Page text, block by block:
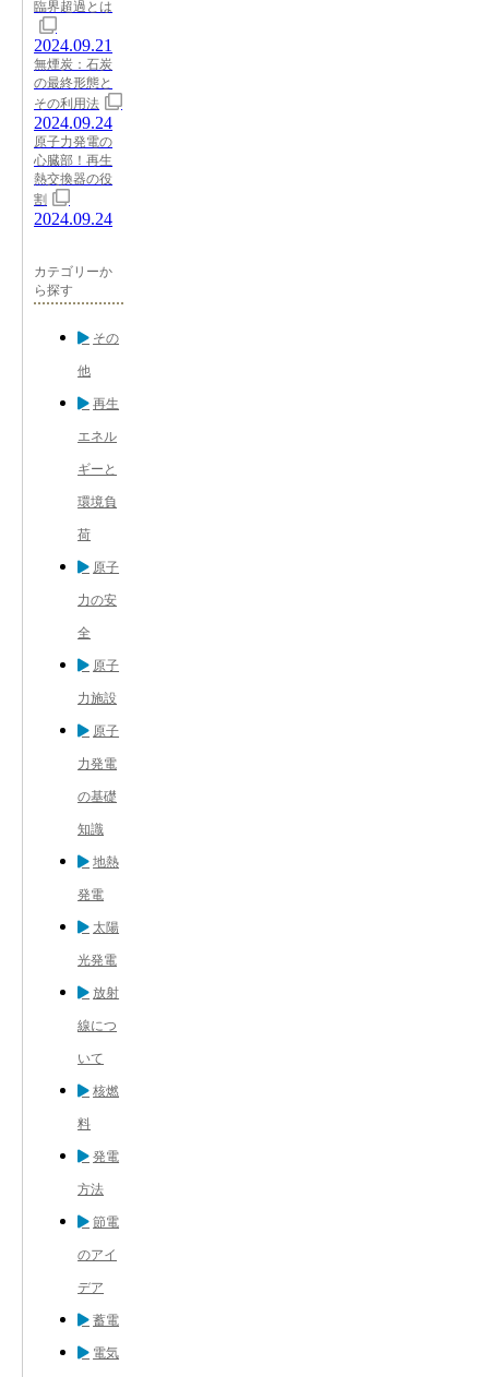
臨界超過とは
2024.09.21
無煙炭：石炭
の最終形態と
その利用法
2024.09.24
原子力発電の
心臓部！再生
熱交換器の役
割
2024.09.24
カテゴリーか
ら探す
その
他
再生
エネル
ギーと
環境負
荷
原子
力の安
全
原子
力施設
原子
力発電
の基礎
知識
地熱
発電
太陽
光発電
放射
線につ
いて
核燃
料
発電
方法
節電
のアイ
デア
蓄電
電気